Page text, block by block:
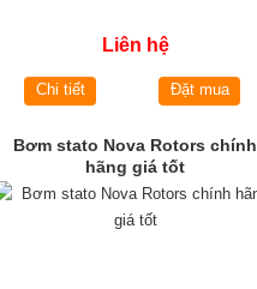
Liên hệ
Chi tiết Đặt mua
Bơm stato Nova Rotors chính
hãng giá tốt